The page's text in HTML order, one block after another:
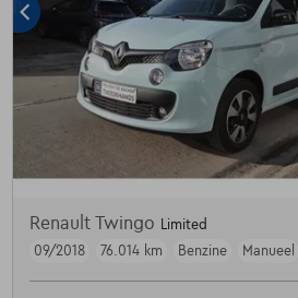
Renault Twingo Limited
09/2018
76.014 km Benzine Manueel